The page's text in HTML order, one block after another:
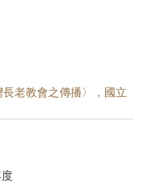
長老教會之傳播〉，國立